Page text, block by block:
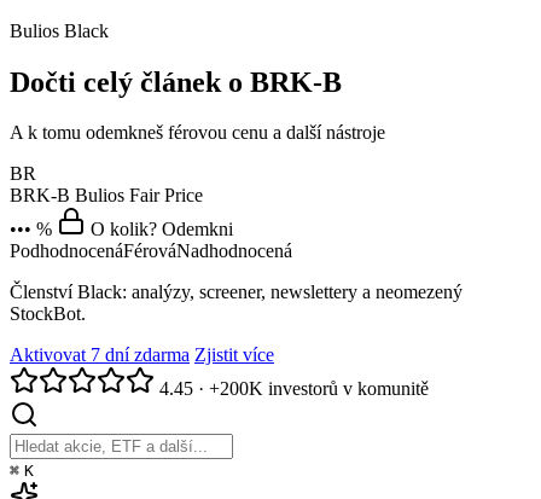
Bulios Black
Dočti celý článek o BRK-B
A k tomu odemkneš férovou cenu a další nástroje
BR
BRK-B Bulios Fair Price
••• %
O kolik? Odemkni
PodhodnocenáFérováNadhodnocená
Členství Black: analýzy, screener, newslettery a neomezený
StockBot.
Aktivovat 7 dní zdarma Zjistit více
4.45 · +200K investorů v komunitě
⌘ K